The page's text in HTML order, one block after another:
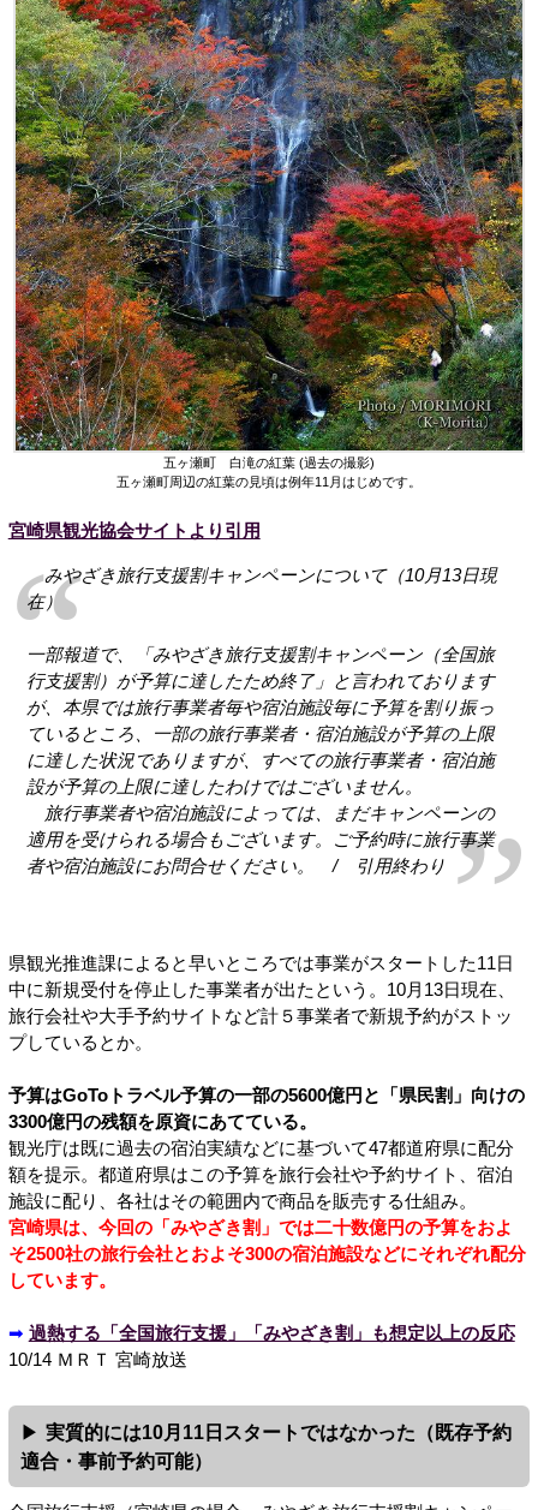
五ヶ瀬町 白滝の紅葉 (過去の撮影)
五ヶ瀬町周辺の紅葉の見頃は例年11月はじめです。
宮崎県観光協会サイトより引用
みやざき旅行支援割キャンペーンについて（10月13日現
在）
一部報道で、「みやざき旅行支援割キャンペーン（全国旅
行支援割）が予算に達したため終了」と言われております
が、本県では旅行事業者毎や宿泊施設毎に予算を割り振っ
ているところ、一部の旅行事業者・宿泊施設が予算の上限
に達した状況でありますが、すべての旅行事業者・宿泊施
設が予算の上限に達したわけではございません。
旅行事業者や宿泊施設によっては、まだキャンペーンの
適用を受けられる場合もございます。ご予約時に旅行事業
者や宿泊施設にお問合せください。 / 引用終わり
県観光推進課によると早いところでは事業がスタートした11日
中に新規受付を停止した事業者が出たという。10月13日現在、
旅行会社や大手予約サイトなど計５事業者で新規予約がストッ
プしているとか。
予算はGoToトラベル予算の一部の5600億円と「県民割」向けの
3300億円の残額を原資にあてている。
観光庁は既に過去の宿泊実績などに基づいて47都道府県に配分
額を提示。都道府県はこの予算を旅行会社や予約サイト、宿泊
施設に配り、各社はその範囲内で商品を販売する仕組み。
宮崎県は、今回の「みやざき割」では二十数億円の予算をおよ
そ2500社の旅行会社とおよそ300の宿泊施設などにそれぞれ配分
しています。
➡ 過熱する「全国旅行支援」「みやざき割」も想定以上の反応
10/14 ＭＲＴ 宮崎放送
実質的には10月11日スタートではなかった（既存予約
適合・事前予約可能）